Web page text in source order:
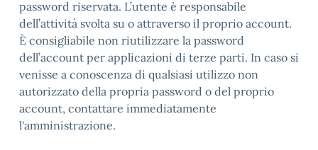
password riservata. L’utente è responsabile
dell’attività svolta su o attraverso il proprio account.
È consigliabile non riutilizzare la password
dell’account per applicazioni di terze parti. In caso si
venisse a conoscenza di qualsiasi utilizzo non
autorizzato della propria password o del proprio
account, contattare immediatamente
l'amministrazione.